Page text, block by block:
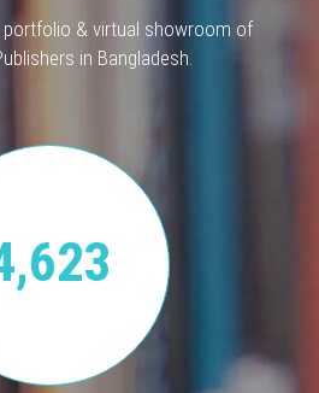
portfolio & virtual showroom of
in Bangladesh.